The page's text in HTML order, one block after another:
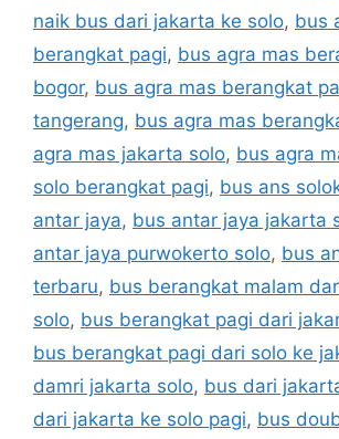
naik bus dari jakarta ke solo, bus
berangkat pagi, bus agra mas
bogor, bus agra mas berangkat
tangerang, bus agra mas
agra mas jakarta solo, bus agra
solo berangkat pagi, bus ans
antar jaya, bus antar jaya jakarta
antar jaya purwokerto solo, bus
terbaru, bus berangkat malam
solo, bus berangkat pagi dari
bus berangkat pagi dari solo ke
damri jakarta solo, bus dari
dari jakarta ke solo pagi, bus